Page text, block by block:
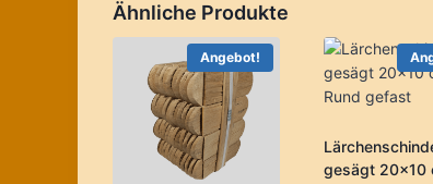
Ähnliche Produkte
Angebot!
gesägt 20×10